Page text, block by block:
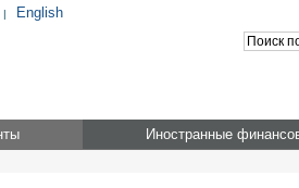
| English
Иностранные